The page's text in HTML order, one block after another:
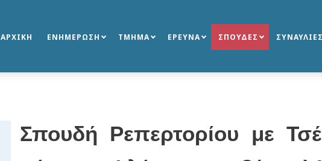
ΑΡΧΙΚΗ ΕΝΗΜΕΡΩΣΗ ΤΜΗΜΑ ΕΡΕΥΝΑ ΣΠΟΥΔΕΣ ΣΥΝΑΥΛΙΕΣ
Σπουδή Ρεπερτορίου με